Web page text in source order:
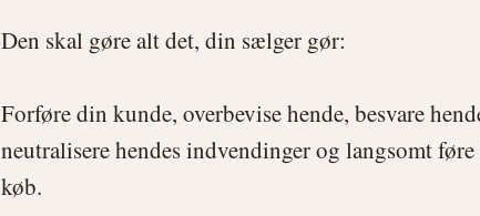
Den skal gøre alt det, din sælger gør:
Forføre din kunde, overbevise hende, besvare
neutralisere hendes indvendinger og langsomt
køb.